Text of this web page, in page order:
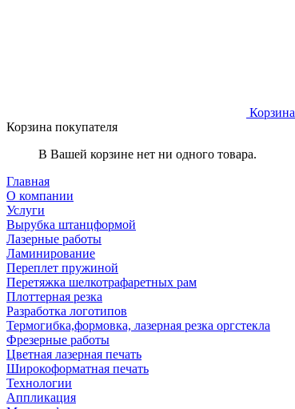
Корзина
Корзина покупателя
В Вашей корзине нет ни одного товара.
Главная
О компании
Услуги
Вырубка штанцформой
Лазерные работы
Ламинирование
Переплет пружиной
Перетяжка шелкотрафаретных рам
Плоттерная резка
Разработка логотипов
Термогибка,формовка, лазерная резка оргстекла
Фрезерные работы
Цветная лазерная печать
Широкоформатная печать
Технологии
Аппликация